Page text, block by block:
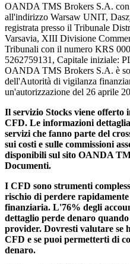
OANDA TMS Brokers S.A. con
all'indirizzo Warsaw UNIT,
registrata presso il Tribunale
Varsavia, XIII Divisione
Tribunali con il numero KRS
5262759131, Capitale iniziale:
OANDA TMS Brokers S.A. è
dell'Autorità di vigilanza
un'autorizzazione del 26 aprile
Il servizio Stocks viene offerto
CFD. Le informazioni
servizi che fanno parte del
sui costi e sulle commissioni
disponibili sul sito OANDA
Documenti.
I CFD sono strumenti
rischio di perdere
finanziaria. L'76% degli
dettaglio perde denaro
provider. Dovresti valutare se
CFD e se puoi permetterti di
denaro.